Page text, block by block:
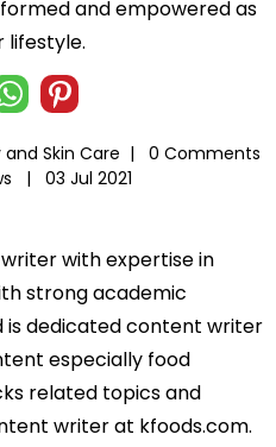
and empowered as
lifestyle.
Skin Care |
0 Comments
| 03 Jul 2021
with expertise in
strong academic
is dedicated content writer
especially food
related topics and
writer at kfoods.com.